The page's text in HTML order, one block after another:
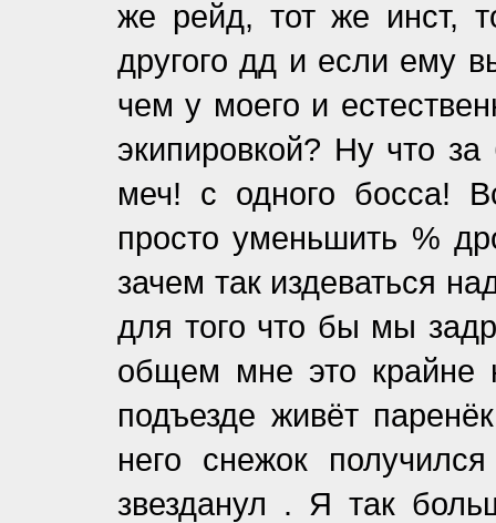
же рейд, тот же инст,
другого дд и если ему
чем у моего и
экипировкой? Ну что
меч! с одного босса!
просто уменьшить %
зачем так издеваться
для того что бы мы
общем мне это крайне
подъезде живёт
него снежок
звезданул . Я так